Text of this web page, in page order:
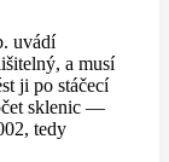
uvádí
a musí
ji po stáčecí
sklenic —
tedy